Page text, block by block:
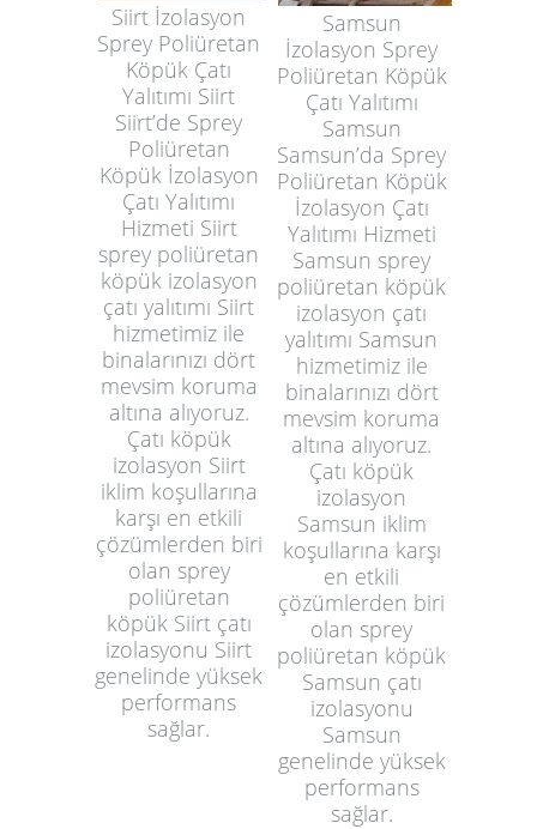
Siirt İzolasyon
Sprey Poliüretan
Köpük Çatı
Yalıtımı Siirt
Siirt’de Sprey
Poliüretan
Köpük İzolasyon
Çatı Yalıtımı
Hizmeti Siirt
sprey poliüretan
köpük izolasyon
çatı yalıtımı Siirt
hizmetimiz ile
binalarınızı dört
mevsim koruma
altına alıyoruz.
Çatı köpük
izolasyon Siirt
iklim koşullarına
karşı en etkili
çözümlerden biri
olan sprey
poliüretan
köpük Siirt çatı
izolasyonu Siirt
genelinde yüksek
performans
sağlar.
Samsun
İzolasyon Sprey
Poliüretan Köpük
Çatı Yalıtımı
Samsun
Samsun’da Sprey
Poliüretan Köpük
İzolasyon Çatı
Yalıtımı Hizmeti
Samsun sprey
poliüretan köpük
izolasyon çatı
yalıtımı Samsun
hizmetimiz ile
binalarınızı dört
mevsim koruma
altına alıyoruz.
Çatı köpük
izolasyon
Samsun iklim
koşullarına karşı
en etkili
çözümlerden biri
olan sprey
poliüretan köpük
Samsun çatı
izolasyonu
Samsun
genelinde yüksek
performans
sağlar.